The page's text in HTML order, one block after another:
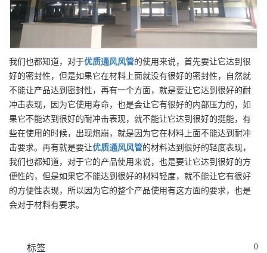
我们也都知道，对于优质通风风管的使用来说，首先要让它达到很
好的密封性，但是如果它在材料上面就没有很好的密封性，自然就
不能让产品达到密封性，再有一个方面，就是要让它达到很好的耐
冲击表现，因为它使用寿命，也是会让它有很好的内部压力的，如
果它不能达到很好的耐冲击表现，就不能让它达到很好的挺能，有
些在使用的时候，出现炮崩，就是因为它在材料上面不能达到耐冲
击要求。再有就是要让优质通风风管的材料达到很好的轻度表现，
我们也都知道，对于它的产品使用来说，也是要让它达到很好的方
便性的，但是如果它不能达到很好的材料轻度，就不能让它有很好
的方便性表现，所以因为它的整个产品使用有这方面的要求，也是
会对于材料有要求。
标签 0